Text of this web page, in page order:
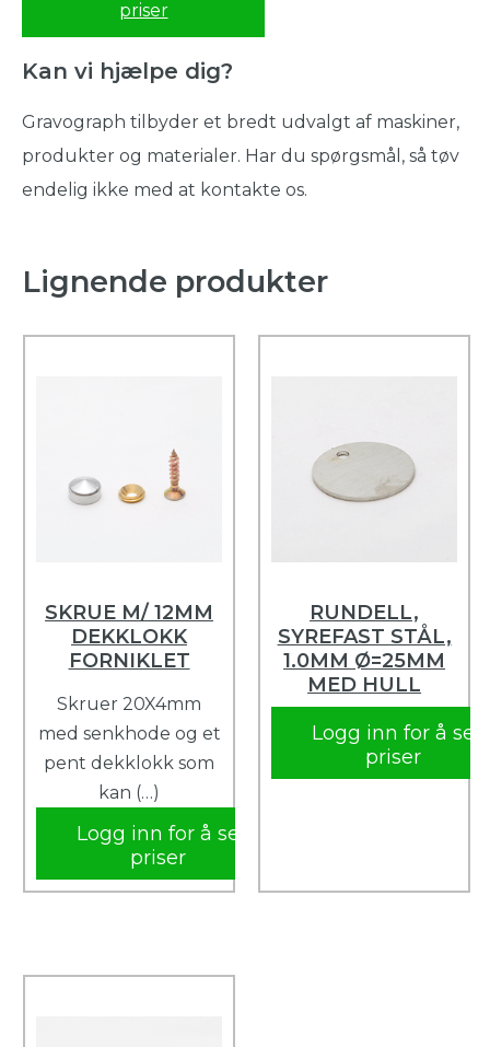
priser
Kan vi hjælpe dig?
Gravograph tilbyder et bredt udvalgt af maskiner,
produkter og materialer. Har du spørgsmål, så tøv
endelig ikke med at kontakte os.
Lignende produkter
SKRUE M/ 12MM
DEKKLOKK
FORNIKLET
Skruer 20X4mm
med senkhode og et
pent dekklokk som
kan (…)
Logg inn for å se
priser
RUNDELL,
SYREFAST STÅL,
1.0MM Ø=25MM
MED HULL
Logg inn for å se
priser